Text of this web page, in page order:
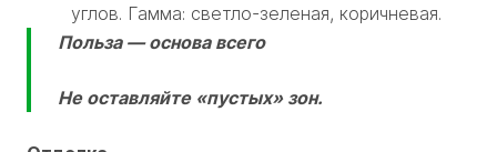
углов. Гамма: светло-зеленая, коричневая.
Польза — основа всего
Не оставляйте «пустых» зон.